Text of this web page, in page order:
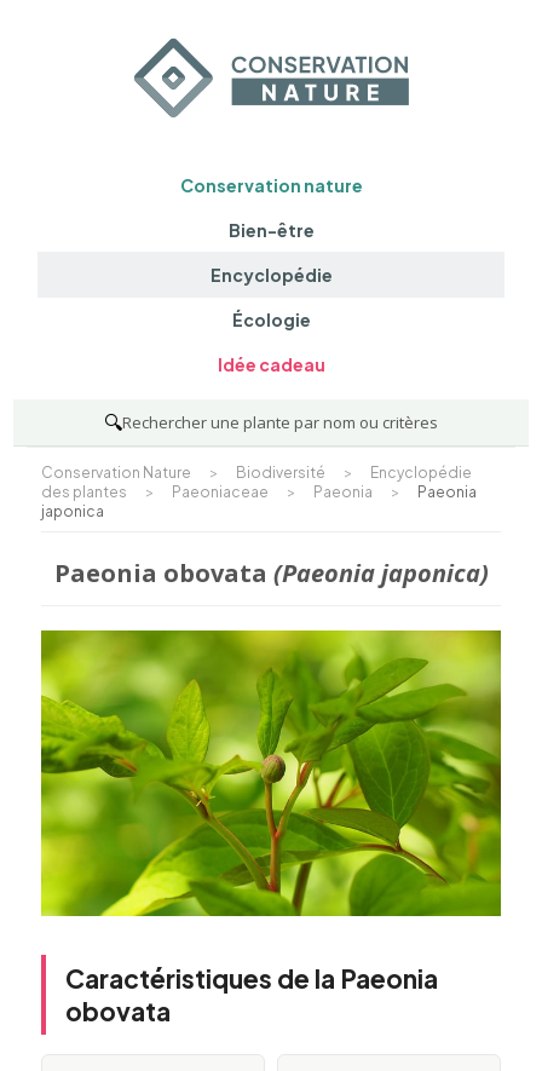
Conservation nature
Bien-être
Encyclopédie
Écologie
Idée cadeau
🔍Rechercher une plante par nom ou critères
Conservation Nature > Biodiversité >
Encyclopédie
des plantes
> Paeoniaceae > Paeonia >
Paeonia
japonica
Paeonia obovata (Paeonia japonica)
Caractéristiques de la Paeonia
obovata